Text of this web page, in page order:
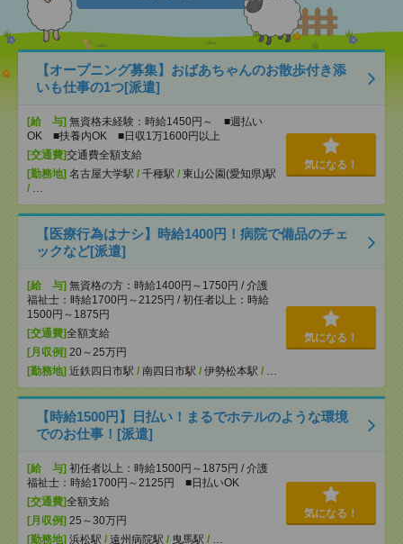
【オープニング募集】おばあちゃんのお散歩付き添
いも仕事の1つ[派遣]
[給 与] 無資格未経験：時給1450円～ ■週払い
OK ■扶養内OK ■日収1万1600円以上
[交通費]交通費全額支給
[勤務地] 名古屋大学駅 / 千種駅 / 東山公園(愛知県)駅
/ …
気になる！
【医療行為はナシ】時給1400円！病院で備品のチェ
ックなど[派遣]
[給 与] 無資格の方：時給1400円～1750円 / 介護
福祉士：時給1700円～2125円 / 初任者以上：時給
1500円～1875円
[交通費]全額支給
[月収例] 20～25万円
[勤務地] 近鉄四日市駅 / 南四日市駅 / 伊勢松本駅 / …
気になる！
【時給1500円】日払い！まるでホテルのような環境
でのお仕事！[派遣]
[給 与] 初任者以上：時給1500円～1875円 / 介護
福祉士：時給1700円～2125円 ■日払いOK
[交通費]全額支給
[月収例] 25～30万円
[勤務地] 浜松駅 / 遠州病院駅 / 曳馬駅 / …
気になる！